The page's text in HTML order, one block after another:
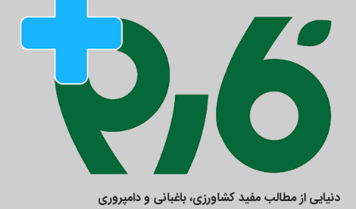
دنیایی از مطالب مفید کشاورزی، باغبانی و دامپروری